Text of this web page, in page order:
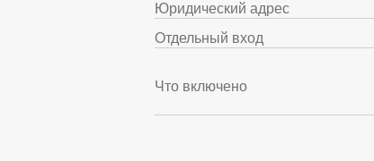
Юридический адрес
Отдельный вход
Что включено